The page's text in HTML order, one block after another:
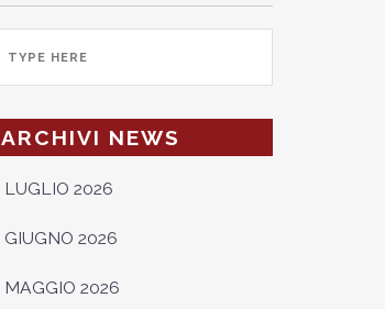
ARCHIVI NEWS
LUGLIO 2026
GIUGNO 2026
MAGGIO 2026